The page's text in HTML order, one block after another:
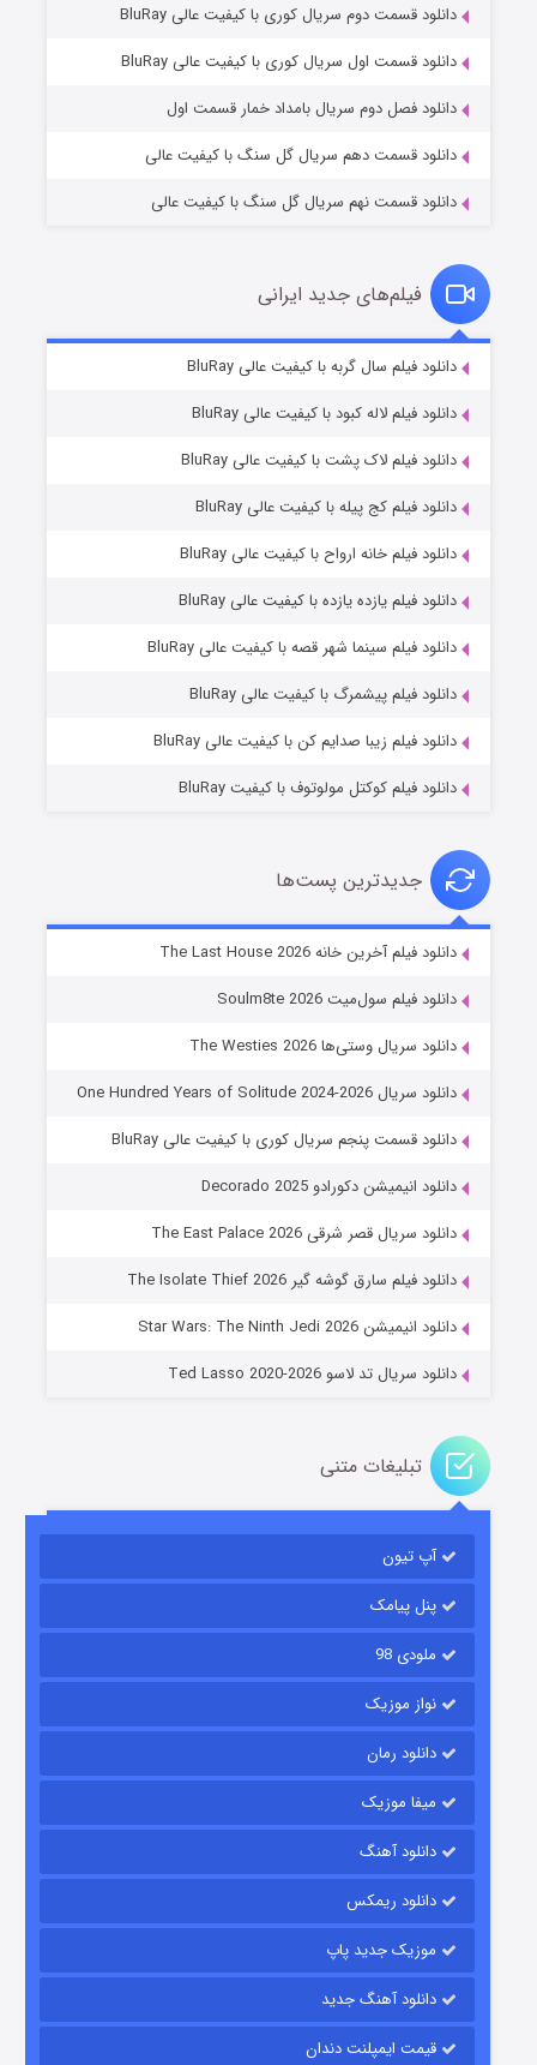
مردگان متحرک: شهر مرده ۳
قسمت۲ (زیرنویس) منتشر شد
قسمت۷ (زیرنویس) منتشر شد
خاندان اژدها فصل ۳
جادوگری در مغولستان
قسمت۱۴ (زیرنویس) منتشر شد
قسمت
دانلود قسمت دوم سریال کوری با کیفیت عالی BluRay
دانلود قسمت اول سریال کوری با کیفیت عالی BluRay
دانلود فصل دوم سریال بامداد خمار قسمت اول
دانلود قسمت دهم سریال گل سنگ با کیفیت عالی
دانلود قسمت نهم سریال گل سنگ با کیفیت عالی
فیلم‌های جدید ایرانی
دانلود فیلم سال گربه با کیفیت عالی BluRay
دانلود فیلم لاله کبود با کیفیت عالی BluRay
دانلود فیلم لاک پشت با کیفیت عالی BluRay
دانلود فیلم کج‌ پیله با کیفیت عالی BluRay
دانلود فیلم خانه ارواح با کیفیت عالی BluRay
دانلود فیلم یازده یازده با کیفیت عالی BluRay
دانلود فیلم سینما شهر قصه با کیفیت عالی BluRay
دانلود فیلم پیشمرگ با کیفیت عالی BluRay
دانلود فیلم زیبا صدایم کن با کیفیت عالی BluRay
دانلود فیلم کوکتل مولوتوف با کیفیت BluRay
جدیدترین پست‌ها
دانلود فیلم آخرین خانه The Last House 2026
دانلود فیلم سول‌میت Soulm8te 2026
دانلود سریال وستی‌ها The Westies 2026
دانلود سریال One Hundred Years of Solitude 2024-2026
دانلود قسمت پنجم سریال کوری با کیفیت عالی BluRay
دانلود انیمیشن دکورادو Decorado 2025
دانلود سریال قصر شرقی The East Palace 2026
دانلود فیلم سارق گوشه گیر The Isolate Thief 2026
دانلود انیمیشن Star Wars: The Ninth Jedi 2026
دانلود سریال تد لاسو Ted Lasso 2020-2026
تبلیغات متنی
آپ تیون
پنل پیامک
ملودی 98
نواز موزیک
دانلود رمان
میفا موزیک
دانلود آهنگ
دانلود ریمکس
موزیک جدید پاپ
دانلود آهنگ جدید
قیمت ایمپلنت دندان